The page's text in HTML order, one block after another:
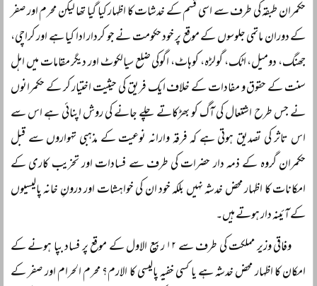
حکمران طبقہ کی طرف سے اسی قسم کے خدشات کا اظہار کیا گیا تھا لیکن محرم اور صفر
کے دوران ماتمی جلوسوں کے موقع پر خود حکومت نے جو کردار ادا کیا ہے اور کراچی،
جھنگ، دومیل، اٹک، گولڑہ، کوہاٹ، اگوکی ضلع سیالکوٹ اور دیگر مقامات میں اہل
سنت کے حقوق و مفادات کے خلاف ایک فریق کی حیثیت اختیار کر کے حکمرانوں
نے جس طرح اشتعال کی آگ کو بھڑکاتے چلے جانے کی روش اپنائی ہے اس سے
اس تاثر کی تصدیق ہوتی ہے کہ فرقہ وارانہ نوعیت کے مذہبی تہواروں سے قبل
حکمران گروہ کے ذمہ دار حضرات کی طرف سے فسادات اور تخریب کاری کے
امکانات کا اظہار محض خدشہ نہیں بلکہ خود ان کی خواہشات اور درونِ خانہ پالیسیوں
کے آئینہ دار ہوتے ہیں۔
وفاقی وزیر مملکت کی طرف سے ۱۲ ربیع الاول کے موقع پر فساد بپا ہونے کے
امکان کا اظہار محض خدشہ ہے یا کسی خفیہ پالیسی کا الارم؟ محرم الحرام اور صفر کے